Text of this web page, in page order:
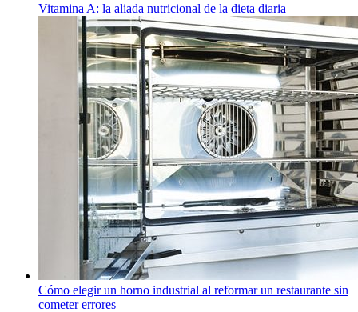
Vitamina A: la aliada nutricional de la dieta diaria
Cómo elegir un horno industrial al reformar un restaurante sin
cometer errores